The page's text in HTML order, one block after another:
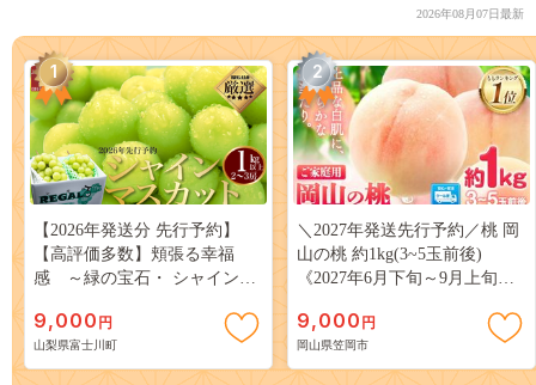
2026年08月07日最新
1
【2026年発送分 先行予約】
【高評価多数】頬張る幸福
感 ～緑の宝石・ シャインマ
３房） フルーツ 山梨県産 果
物 くだもの シャイン マスカ
ット ぶどう ブドウ 葡萄 大粒
9,000 円
山梨県富士川町
2
＼2027年発送先行予約／桃 岡
山の桃 約1kg(3~5玉前後)
《2027年6月下旬～9月上旬頃
岡山 はくとう スイーツ フル
ーツ 果物 デザート 旬 モモ も
も 先行予約 送料無料 果物 岡
9,000 円
岡山県笠岡市